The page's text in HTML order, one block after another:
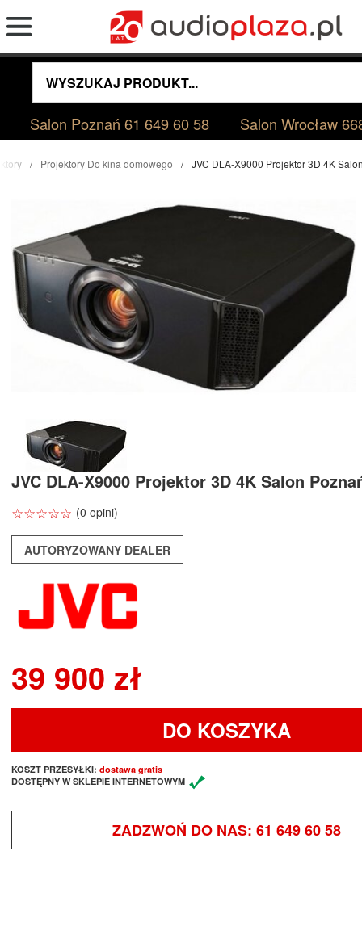
Salon Poznań61 649 60 58 Salon Wrocław
Projektory Do kina domowego JVC DLA-X9000 Projektor 3D 4K
JVC DLA-X9000 Projektor 3D 4K Salon
☆☆☆☆☆
★★★★★ (0 opini)
AUTORYZOWANY DEALER
39 900 zł
DO KOSZYKA
KOSZT PRZESYŁKI: dostawa gratis
DOSTĘPNY W SKLEPIE INTERNETOWYM
ZADZWOŃ DO NAS: 61 649 60 58